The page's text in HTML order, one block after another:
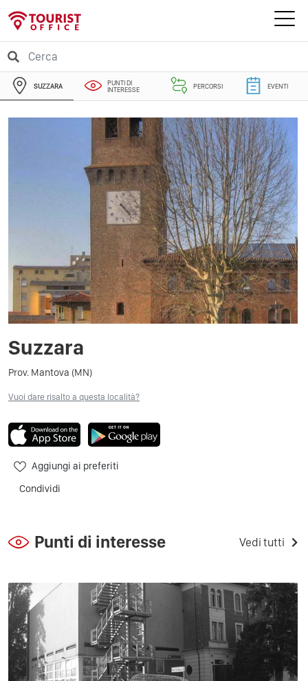
SUZZARA
PUNTI DI
INTERESSE
PERCORSI EVENTI
Suzzara
Prov. Mantova (MN)
Vuoi dare risalto a questa località?
Aggiungi ai preferiti
Condividi
Punti di interesse Vedi tutti